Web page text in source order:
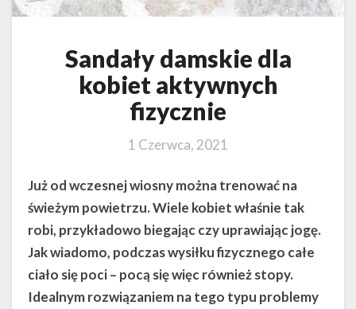
Sandały damskie dla
kobiet aktywnych
fizycznie
1 Czerwca, 2021
Już od wczesnej wiosny można trenować na
świeżym powietrzu. Wiele kobiet właśnie tak
robi, przykładowo biegając czy uprawiając jogę.
Jak wiadomo, podczas wysiłku fizycznego całe
ciało się poci – pocą się więc również stopy.
Idealnym rozwiązaniem na tego typu problemy